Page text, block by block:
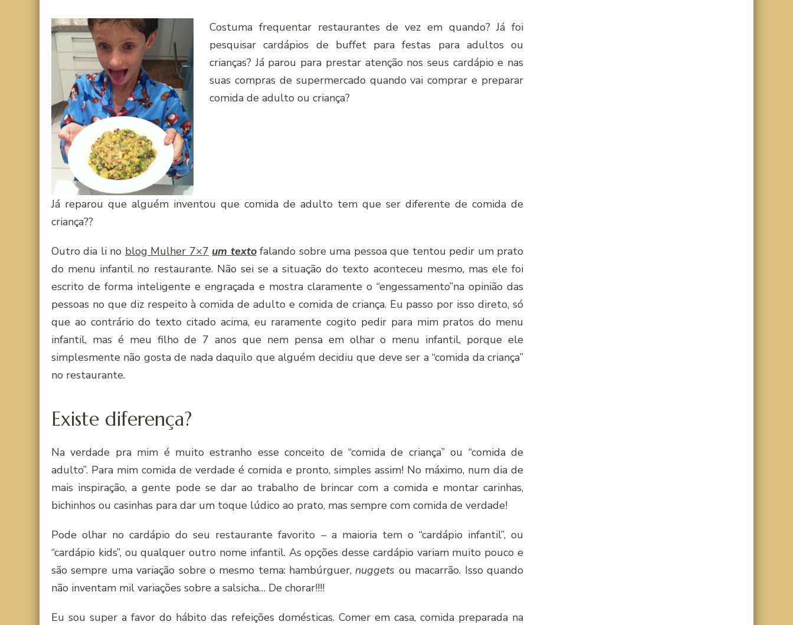
Costuma frequentar restaurantes de vez em quando? Já foi
pesquisar cardápios de buffet para festas para adultos ou
crianças? Já parou para prestar atenção nos seus cardápio e nas
suas compras de supermercado quando vai comprar e preparar
comida de adulto ou criança?
Já reparou que alguém inventou que comida de adulto tem que ser diferente de comida de
criança??
Outro dia li no blog Mulher 7×7 um textofalando sobre uma pessoa que tentou pedir um prato
do menu infantil no restaurante. Não sei se a situação do texto aconteceu mesmo, mas ele foi
escrito de forma inteligente e engraçada e mostra claramente o “engessamento”na opinião das
pessoas no que diz respeito à comida de adulto e comida de criança. Eu passo por isso direto, só
que ao contrário do texto citado acima, eu raramente cogito pedir para mim pratos do menu
infantil, mas é meu filho de 7 anos que nem pensa em olhar o menu infantil, porque ele
simplesmente não gosta de nada daquilo que alguém decidiu que deve ser a “comida da criança”
no restaurante.
Existe diferença?
Na verdade pra mim é muito estranho esse conceito de “comida de criança” ou “comida de
adulto”. Para mim comida de verdade é comida e pronto, simples assim! No máximo, num dia de
mais inspiração, a gente pode se dar ao trabalho de brincar com a comida e montar carinhas,
bichinhos ou casinhas para dar um toque lúdico ao prato, mas sempre com comida de verdade!
Pode olhar no cardápio do seu restaurante favorito – a maioria tem o “cardápio infantil”, ou
“cardápio kids”, ou qualquer outro nome infantil. As opções desse cardápio variam muito pouco e
são sempre uma variação sobre o mesmo tema: hambúrguer,nuggets ou macarrão. Isso quando
não inventam mil variações sobre a salsicha… De chorar!!!!
Eu sou super a favor do hábito das refeições domésticas. Comer em casa, comida preparada na